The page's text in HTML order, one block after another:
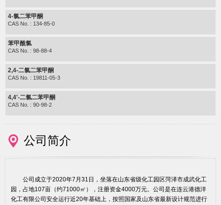
4-氯二苯甲酮
CAS No. : 134-85-0
苯甲酰氯
CAS No. : 98-88-4
2,4-二氯二苯甲酮
CAS No. : 19811-05-3
4,4'-二氯二苯甲酮
CAS No. : 90-98-2
公司简介
公司成立于2020年7月31日，坐落在山东省级化工园区菏泽市成武化工
园，占地107亩（约71000㎡），注册资金4000万元。公司是在连云港德洋
化工有限公司安全运行近20年基础上，按照国家及山东省最新设计规范进行